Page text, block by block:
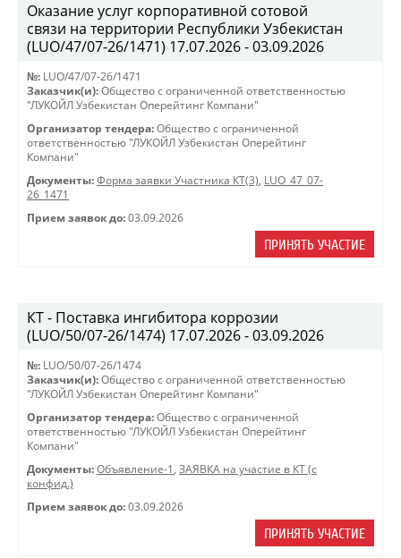
Оказание услуг корпоративной сотовой
связи на территории Республики Узбекистан
(LUO/47/07-26/1471) 17.07.2026 - 03.09.2026
№: LUO/47/07-26/1471
Заказчик(и): Общество с ограниченной ответственностью
"ЛУКОЙЛ Узбекистан Оперейтинг Компани"
Организатор тендера: Общество с ограниченной
ответственностью "ЛУКОЙЛ Узбекистан Оперейтинг
Компани"
Документы: Форма заявки Участника КТ(3), LUO_47_07-
26_1471
Прием заявок до: 03.09.2026
ПРИНЯТЬ УЧАСТИЕ
КТ - Поставка ингибитора коррозии
(LUO/50/07-26/1474) 17.07.2026 - 03.09.2026
№: LUO/50/07-26/1474
Заказчик(и): Общество с ограниченной ответственностью
"ЛУКОЙЛ Узбекистан Оперейтинг Компани"
Организатор тендера: Общество с ограниченной
ответственностью "ЛУКОЙЛ Узбекистан Оперейтинг
Компани"
Документы: Объявление-1 , ЗАЯВКА на участие в КТ (с
конфид.)
Прием заявок до: 03.09.2026
ПРИНЯТЬ УЧАСТИЕ